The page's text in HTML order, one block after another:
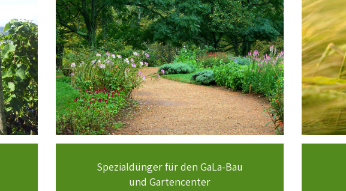
Spezialdünger für den GaLa-Bau
und Gartencenter